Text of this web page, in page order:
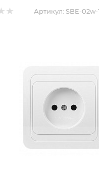
Артикул: SBE-02w-